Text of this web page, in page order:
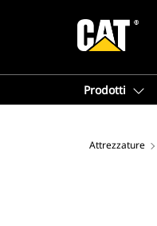
Prodotti
Attrezzature